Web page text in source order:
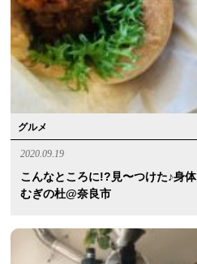
グルメ
2020.09.19
こんなところに!?見〜つけた♪身
むぎの杜@奈良市